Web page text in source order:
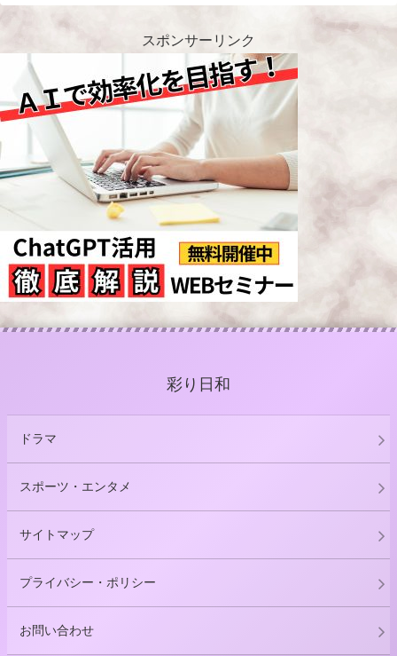
スポンサーリンク
彩り日和
ドラマ
スポーツ・エンタメ
サイトマップ
プライバシー・ポリシー
お問い合わせ